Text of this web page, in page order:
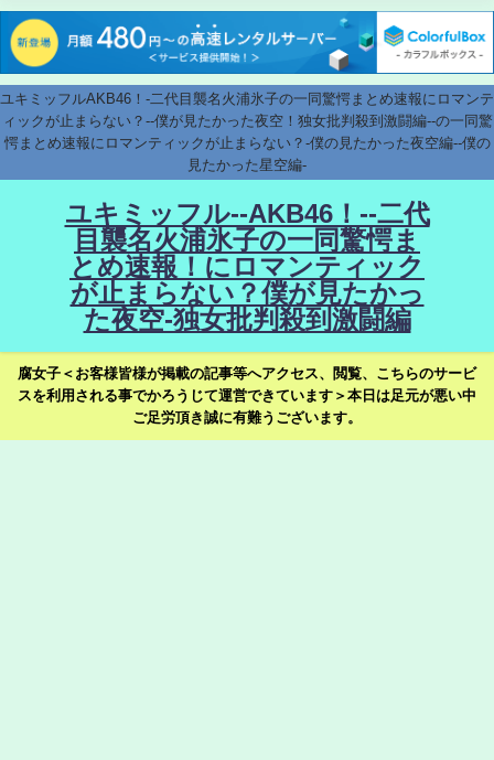
ユキミッフルAKB46！-二代目襲名火浦氷子の一同驚愕まとめ速報にロマンテ
ィックが止まらない？--僕が見たかった夜空！独女批判殺到激闘編--の一同驚
愕まとめ速報にロマンティックが止まらない？-僕の見たかった夜空編--僕の
見たかった星空編-
ユキミッフル--AKB46！--二代
目襲名火浦氷子の一同驚愕ま
とめ速報！にロマンティック
が止まらない？僕が見たかっ
た夜空-独女批判殺到激闘編
腐女子＜お客様皆様が掲載の記事等へアクセス、閲覧、こちらのサービ
スを利用される事でかろうじて運営できています＞本日は足元が悪い中
ご足労頂き誠に有難うございます。